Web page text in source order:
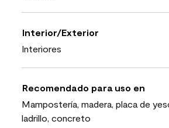
Interior/Exterior
Interiores
Recomendado para uso en
Mampostería, madera, placa de
ladrillo, concreto